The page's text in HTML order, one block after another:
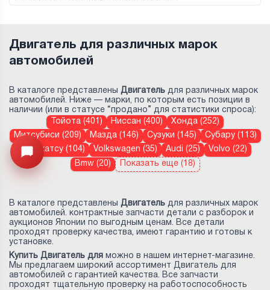
Открыть меню
Двигатель для различных марок
автомобилей
В каталоге представлены Двигатель для различных марок
автомобилей. Ниже — марки, по которым есть позиции в
наличии (или в статусе “продано” для статистики спроса):
Тойота (401)
Ниссан (400)
Хонда (252)
Митсубиси (209)
Мазда (146) Сузуки (145)
Субару (113)
Дайхатсу (104)
Volkswagen (35) Audi (25)
Volvo (22)
Bmw (20)
Показать еще (18)
В каталоге представлены Двигатель для различных марок
автомобилей. контрактные запчасти детали с разборок и
аукционов Японии по выгодным ценам. Все детали
проходят проверку качества, имеют гарантию и готовы к
установке.
Купить Двигатель для
можно в нашем интернет-магазине.
Мы предлагаем широкий ассортимент Двигатель для
автомобилей с гарантией качества. Все запчасти
проходят тщательную проверку на работоспособность